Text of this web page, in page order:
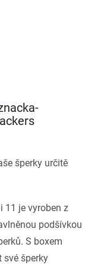
šperky určitě
11 je vyroben z
podšívkou
S boxem
své šperky